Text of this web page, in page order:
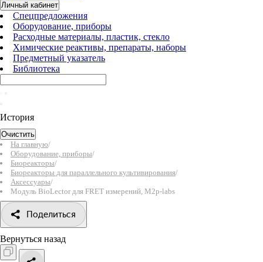
Личный кабинет
Спецпредложения
Оборудование, приборы
Расходные материалы, пластик, стекло
Химические реактивы, препараты, наборы
Предметный указатель
Библиотека
История
Очистить
На главную/
Оборудование, приборы/
Биореакторы/
Биореакторы для параллельного культивирования/
Аксессуары/
Модуль BioLector для FRET измерений, M2p-labs
Поделиться
Вернуться назад